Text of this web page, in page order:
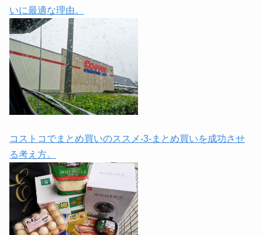
いに最適な理由。
コストコでまとめ買いのススメ-3-まとめ買いを成功させ
る考え方。